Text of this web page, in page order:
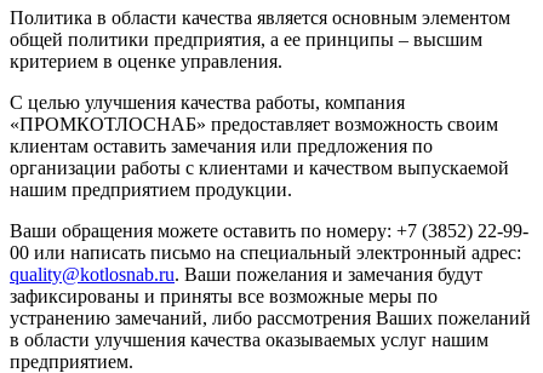
Политика в области качества является основным элементом
общей политики предприятия, а ее принципы – высшим
критерием в оценке управления.
С целью улучшения качества работы, компания
«ПРОМКОТЛОСНАБ» предоставляет возможность своим
клиентам оставить замечания или предложения по
организации работы с клиентами и качеством выпускаемой
нашим предприятием продукции.
Ваши обращения можете оставить по номеру: +7 (3852) 22-99-
00 или написать письмо на специальный электронный адрес:
quality@kotlosnab.ru. Ваши пожелания и замечания будут
зафиксированы и приняты все возможные меры по
устранению замечаний, либо рассмотрения Ваших пожеланий
в области улучшения качества оказываемых услуг нашим
предприятием.